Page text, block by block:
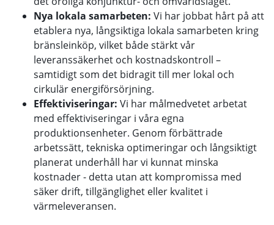
Nya lokala samarbeten: Vi har jobbat hårt på att
etablera nya, långsiktiga lokala samarbeten kring
bränsleinköp, vilket både stärkt vår
leveranssäkerhet och kostnadskontroll –
samtidigt som det bidragit till mer lokal och
cirkulär energiförsörjning.
Effektiviseringar: Vi har målmedvetet arbetat
med effektiviseringar i våra egna
produktionsenheter. Genom förbättrade
arbetssätt, tekniska optimeringar och långsiktigt
planerat underhåll har vi kunnat minska
kostnader - detta utan att kompromissa med
säker drift, tillgänglighet eller kvalitet i
värmeleveransen.